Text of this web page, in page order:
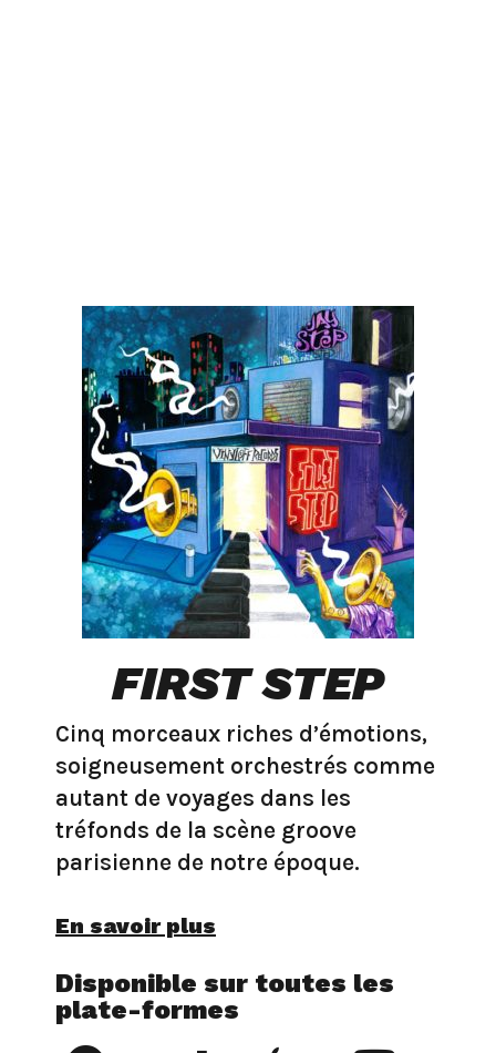
FIRST STEP
Cinq morceaux riches d’émotions,
soigneusement orchestrés comme
autant de voyages dans les
tréfonds de la scène groove
parisienne de notre époque.
En savoir plus
Disponible sur toutes les
plate-formes​